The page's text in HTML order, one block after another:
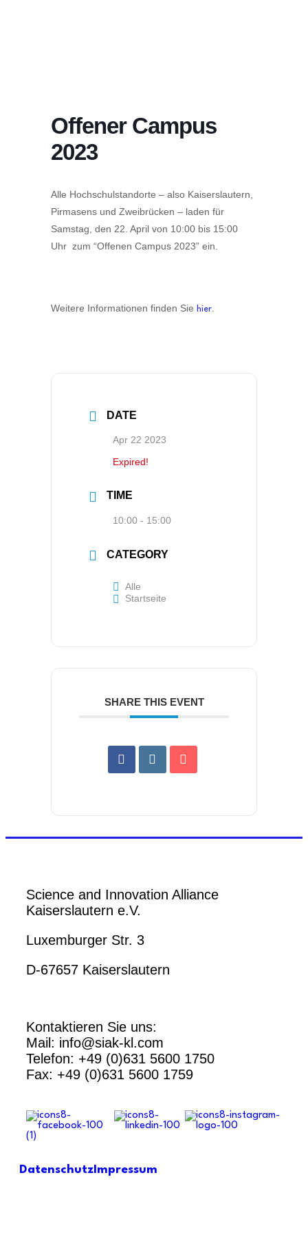
Offener Campus
2023
Alle Hochschulstandorte – also Kaiserslautern,
Pirmasens und Zweibrücken – laden für
Samstag, den 22. April von 10:00 bis 15:00
Uhr zum “Offenen Campus 2023” ein.
Weitere Informationen finden Sie hier
DATE
Apr 22 2023
Expired!
TIME
10:00 - 15:00
CATEGORY
Alle
Startseite
SHARE THIS EVENT
Science and Innovation Alliance
Kaiserslautern e.V.
Luxemburger Str. 3
D-67657 Kaiserslautern
Kontaktieren Sie uns:
Mail: info@siak-kl.com
Telefon: +49 (0)631 5600 1750
Fax: +49 (0)631 5600 1759
Datenschutz Impressum